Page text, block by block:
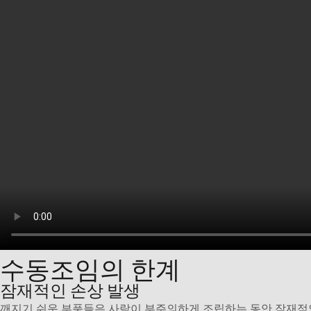
수동조임의 한계
잠재적인 손상 발생